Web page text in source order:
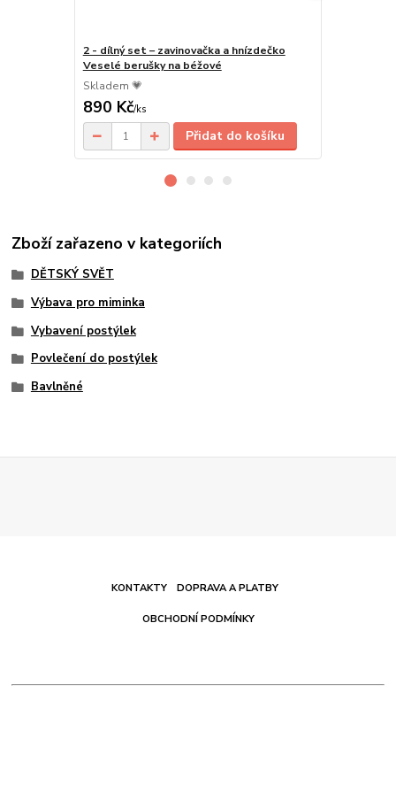
2 - dílný set – zavinovačka a hnízdečko
Veselé berušky na béžové
Skladem 💗
890 Kč/ks
Přidat do košíku
Zboží zařazeno v kategoriích
DĚTSKÝ SVĚT
Výbava pro miminka
Vybavení postýlek
Povlečení do postýlek
Bavlněné
KONTAKTY DOPRAVA A PLATBY
OBCHODNÍ PODMÍNKY